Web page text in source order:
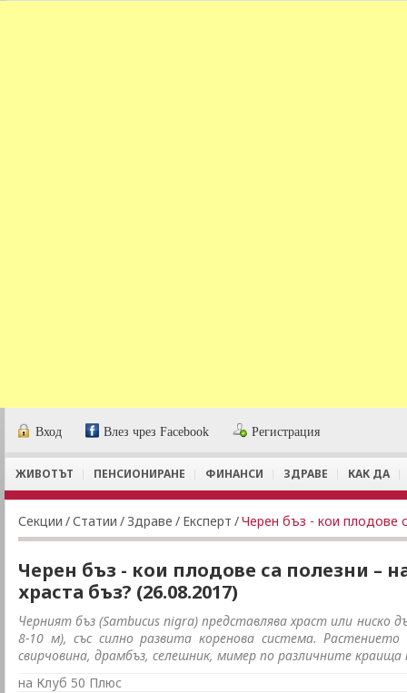
Вход Влез чрез Facebook Регистрация
ЖИВОТЪТ ПЕНСИОНИРАНЕ ФИНАНСИ ЗДРАВЕ КАК ДА
Секции /Статии / Здраве / Експерт /
Черен бъз - кои плодове са полезни –
храста бъз? (26.08.2017)
Черният бъз (Sambucus nigra) представлява храст или ниско
8-10 м), със силно развита коренова система.
свирчовина, драмбъз, селешник, мимер по различните краища
на Клуб 50 Плюс